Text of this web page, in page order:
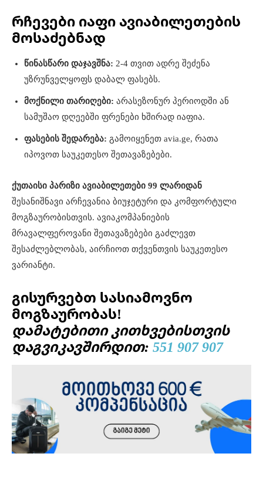
რჩევები იაფი ავიაბილეთების
მოსაძებნად
წინასწარი დაჯავშნა: 2-4 თვით ადრე შეძენა
უზრუნველყოფს დაბალ ფასებს.
მოქნილი თარიღები: არასეზონურ პერიოდში ან
სამუშაო დღეებში ფრენები ხშირად იაფია.
ფასების შედარება: გამოიყენეთ avia.ge, რათა
იპოვოთ საუკეთესო შეთავაზებები.
ქუთაისი პარიზი ავიაბილეთები 99 ლარიდან
შესანიშნავი არჩევანია ბიუჯეტური და კომფორტული
მოგზაურობისთვის. ავიაკომპანიების
მრავალფეროვანი შეთავაზებები გაძლევთ
შესაძლებლობას, აირჩიოთ თქვენთვის საუკეთესო
ვარიანტი.
გისურვებთ სასიამოვნო
მოგზაურობას!
დამატებითი კითხვებისთვის
დაგვიკავშირდით: 551 907 907